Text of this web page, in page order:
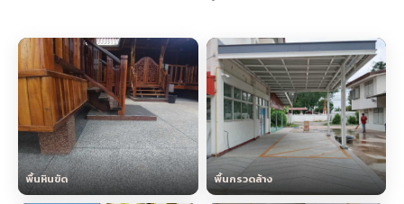
พื้นหินขัด พื้นกรวดล้าง